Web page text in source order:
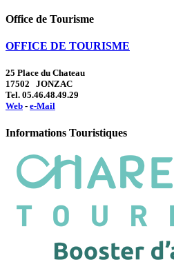
Office de Tourisme
OFFICE DE TOURISME
25 Place du Chateau
17502 JONZAC
Tel. 05.46.48.49.29
Web - e-Mail
Informations Touristiques